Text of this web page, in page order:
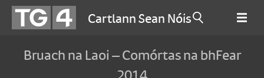
Cartlann Sean Nóis
Bruach na Laoi – Comórtas na bhFear